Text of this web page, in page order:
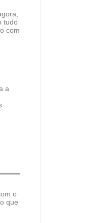
tudo
com
a
o
que